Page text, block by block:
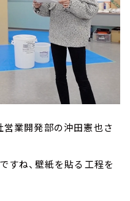
業開発部の沖田憲也さ
すね、壁紙を貼る工程を